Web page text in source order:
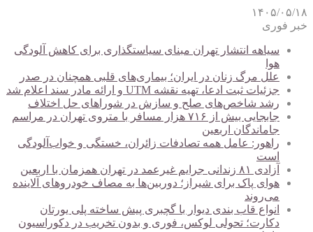
۱۴۰۵/۰۵/۱۸
خبر فوری
سیاهه انتشار تهران مبنای سیاستگذاری برای کاهش آلودگی
هوا
علل مرگ زنان در ایران؛ بیماری‌های قلبی همچنان در صدر
جزئیات ثبت ادعا، تهیه نقشه UTM و ارائه مادر سند اعلام شد
رشد شاخص‌های صلح و سازش در شوراهای حل اختلاف
جابجایی بیش از ۷۱۶ هزار مسافر با متروی تهران در مراسم
جاماندگان اربعین
راهور: عامل همه تصادفات زائران، خستگی و خواب‌آلودگی
است
آزادی ۸۱ زندانی جرایم غیرعمد در تهران همزمان با اربعین
هوای پاک برای شیراز؛ دوربین‌ها به مصاف خودروهای آلاینده
می‌روند
انواع قاب بندی دیوار با گچبری پیش ساخته پلی یورتان
دکارت؛ تحولی لوکس، فوری و بدون تخریب در دکوراسیون